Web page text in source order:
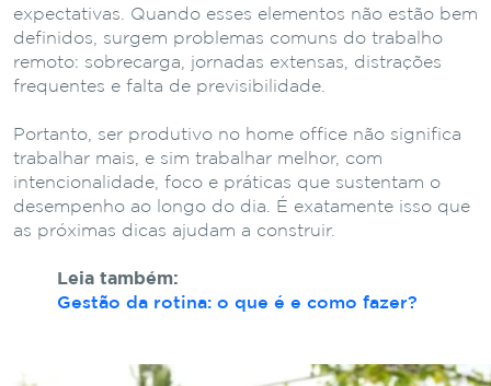
expectativas. Quando esses elementos não estão bem
definidos, surgem problemas comuns do trabalho
remoto: sobrecarga, jornadas extensas, distrações
frequentes e falta de previsibilidade.
Portanto, ser produtivo no home office não significa
trabalhar mais, e sim trabalhar melhor, com
intencionalidade, foco e práticas que sustentam o
desempenho ao longo do dia. É exatamente isso que
as próximas dicas ajudam a construir.
Leia também:
Gestão da rotina: o que é e como fazer?